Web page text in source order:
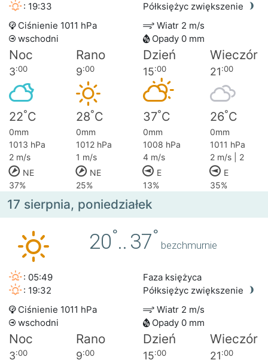
: 19:33
Półksiężyc zwiększenie
Ciśnienie 1011 hPa
Wiatr 2 m/s
wschodni
Opady 0 mm
Noc Rano Dzień Wieczór
3:00 9:00 15:00 21:00
22°C 28°C 37°C 26°C
0mm 0mm 0mm
0mm
1013 hPa
1012 hPa 1008 hPa
1011 hPa
2 m/s
1 m/s 4 m/s
2 m/s | 2
NE
NE E
E
37%
25% 13% 35%
17 sierpnia, poniedziałek
20°.. 37°
bezchmurnie
: 05:49
: 19:32
Faza księżyca
Półksiężyc zwiększenie
Ciśnienie 1011 hPa
Wiatr 2 m/s
wschodni
Opady 0 mm
Noc Rano Dzień Wieczór
3:00 9:00 15:00 21:00